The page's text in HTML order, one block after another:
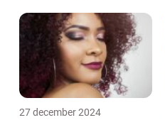
27 december 2024